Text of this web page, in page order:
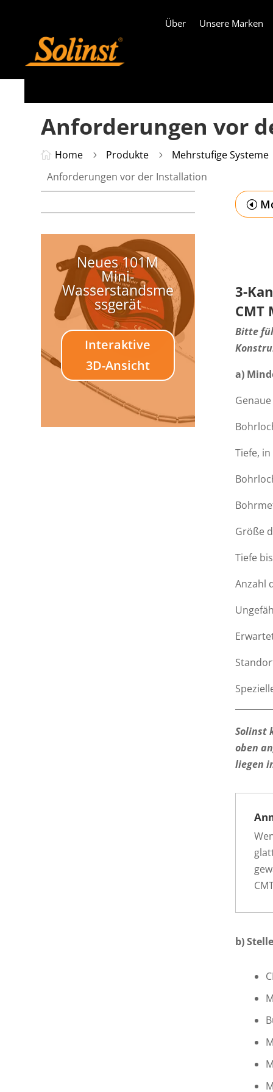
Über Unsere Marken
Anforderungen vor
 Home 5 Produkte 5
Mehrstufige Systeme
Anforderungen vor der Installation
Neues 101M
Mini-
Wasserstandsme
ssgerät
Interaktive
3D-Ansicht
3-
CMT
Bitte
a)
Genaue
Tiefe, in
Größe
Tiefe bis
Anzahl
Solinst
oben
liegen
b)